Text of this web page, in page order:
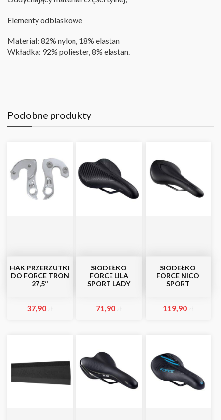
Elementy odblaskowe
Materiał: 82% nylon, 18% elastan
Wkładka: 92% poliester, 8% elastan.
Podobne produkty
HAK PRZERZUTKI
DO FORCE TRON
27,5‘‘
37,90
SIODEŁKO
FORCE LILA
SPORT LADY
71,90
SIODEŁKO
FORCE NICO
SPORT
119,90